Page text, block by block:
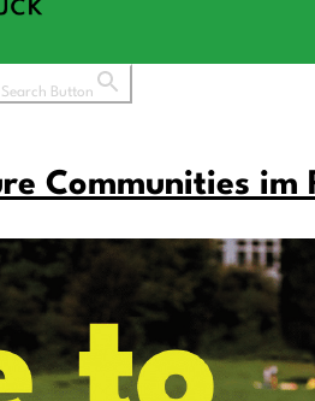
Search Button
Communities im